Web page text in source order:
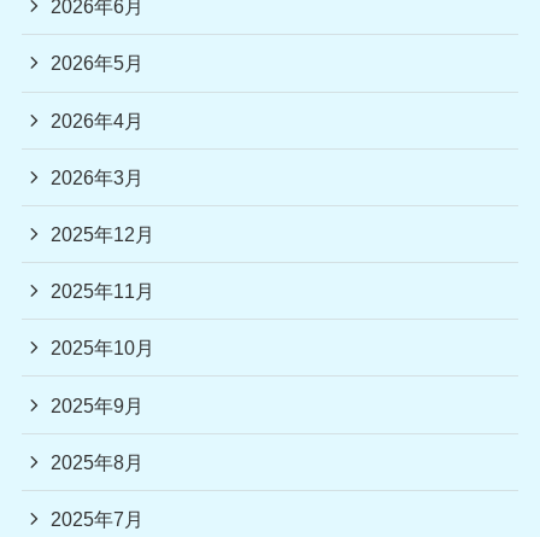
2026年6月
2026年5月
2026年4月
2026年3月
2025年12月
2025年11月
2025年10月
2025年9月
2025年8月
2025年7月